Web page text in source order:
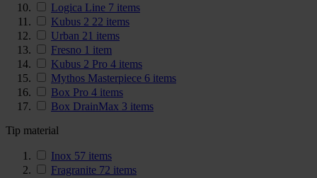
Logica Line 7 items
Kubus 2 22 items
Urban 21 items
Fresno 1 item
Kubus 2 Pro 4 items
Mythos Masterpiece 6 items
Box Pro 4 items
Box DrainMax 3 items
Tip material
Inox 57 items
Fragranite 72 items